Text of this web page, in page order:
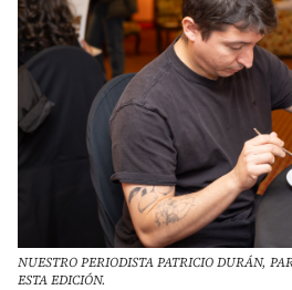
NUESTRO PERIODISTA PATRICIO DURÁN,
ESTA EDICIÓN.